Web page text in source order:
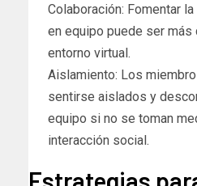
Colaboración: Fomentar
en equipo puede ser más
entorno virtual.
Aislamiento: Los
sentirse aislados y
equipo si no se toman
interacción social.